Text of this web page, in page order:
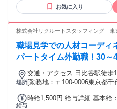
のクライアント企業/派遣ス
用した情報検索や入力 ※Excel
様々です！ ・派遣会社で就業
リアカウンセラー、キャリア
の経験がある方 etc... 様々なご経
まではフルタイムで仕事優先で働い
たい」 「子育てが落ち着いて
お気に入り
株式会社リクルートスタッフィング 東
職場見学での人材コーディ
パートタイム外勤職！30～
場所
交通・アクセス 日比谷駅徒歩
[勤務地：〒100-0006東京都千
給与
時給1,500円 給与詳細 基本給：時給